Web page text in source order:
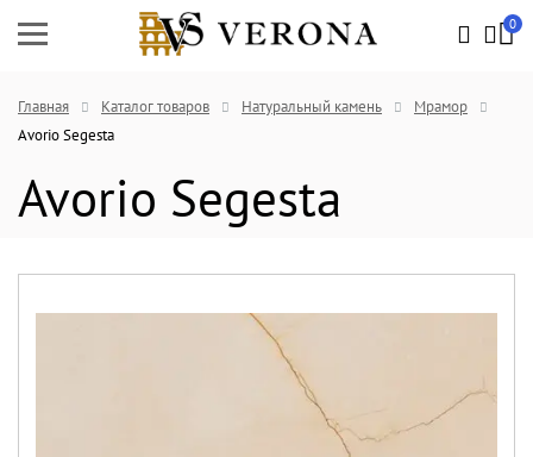
0
Главная Каталог товаров Натуральный камень
Мрамор
Avorio Segesta
Avorio Segesta